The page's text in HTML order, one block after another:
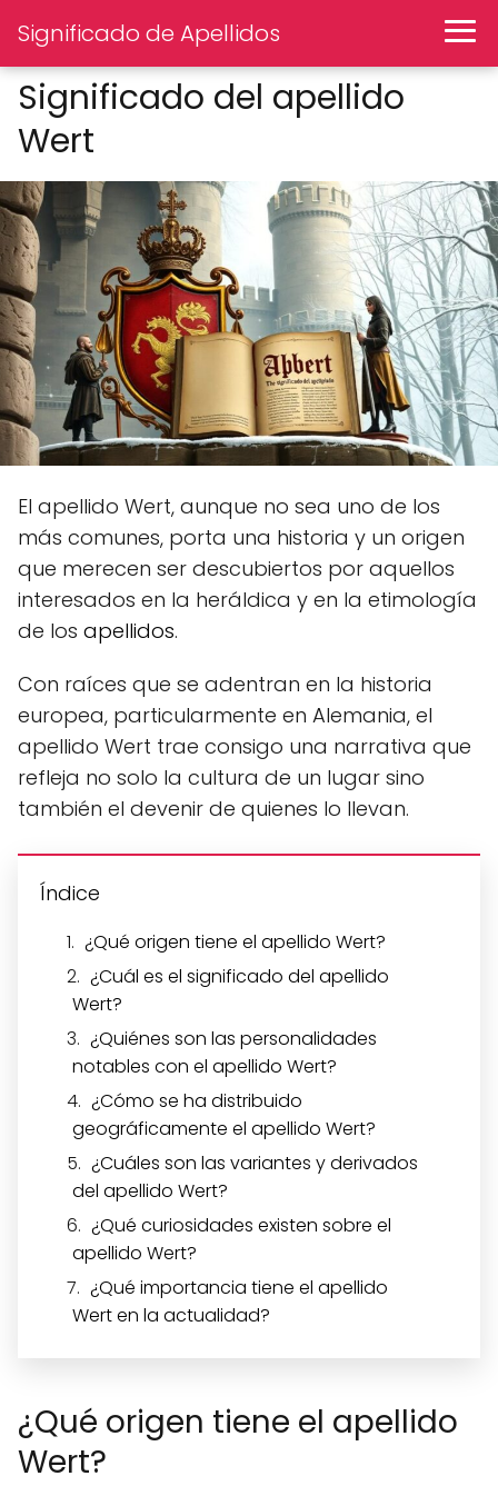
Significado de Apellidos
Significado del apellido
Wert
El apellido Wert, aunque no sea uno de los
más comunes, porta una historia y un origen
que merecen ser descubiertos por aquellos
interesados en la heráldica y en la etimología
de los apellidos.
Con raíces que se adentran en la historia
europea, particularmente en Alemania, el
apellido Wert trae consigo una narrativa que
refleja no solo la cultura de un lugar sino
también el devenir de quienes lo llevan.
Índice
¿Qué origen tiene el apellido Wert?
¿Cuál es el significado del apellido
Wert?
¿Quiénes son las personalidades
notables con el apellido Wert?
¿Cómo se ha distribuido
geográficamente el apellido Wert?
¿Cuáles son las variantes y derivados
del apellido Wert?
¿Qué curiosidades existen sobre el
apellido Wert?
¿Qué importancia tiene el apellido
Wert en la actualidad?
¿Qué origen tiene el apellido
Wert?